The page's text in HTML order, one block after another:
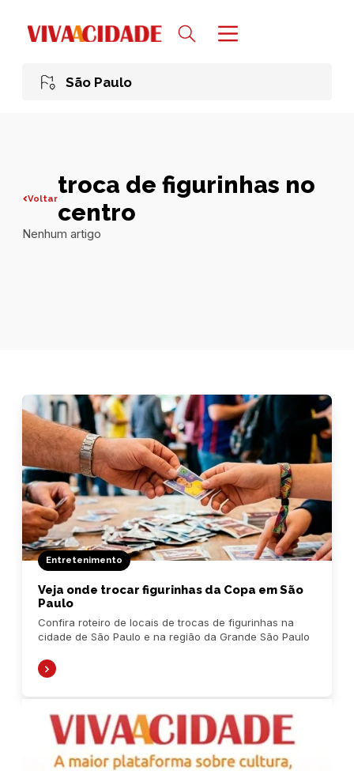
São Paulo
Voltartroca de figurinhas no
centro
Nenhum artigo
Entretenimento
Veja onde trocar figurinhas da Copa em São
Paulo
Confira roteiro de locais de trocas de figurinhas na
cidade de São Paulo e na região da Grande São Paulo